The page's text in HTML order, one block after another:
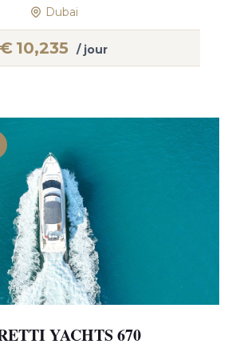
Dubai
€ 10,235 / jour
YACHTS 670